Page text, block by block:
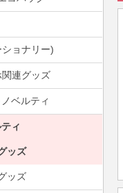
ョナリー)
連グッズ
ベルティ
ィ
ッズ
ッズ